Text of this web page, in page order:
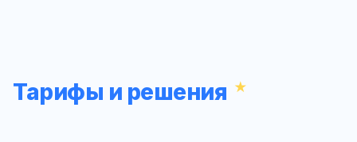
Тарифы и решения